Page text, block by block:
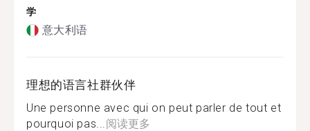
学
意大利语
理想的语言社群伙伴
Une personne avec qui on peut parler de tout et
pourquoi pas...阅读更多